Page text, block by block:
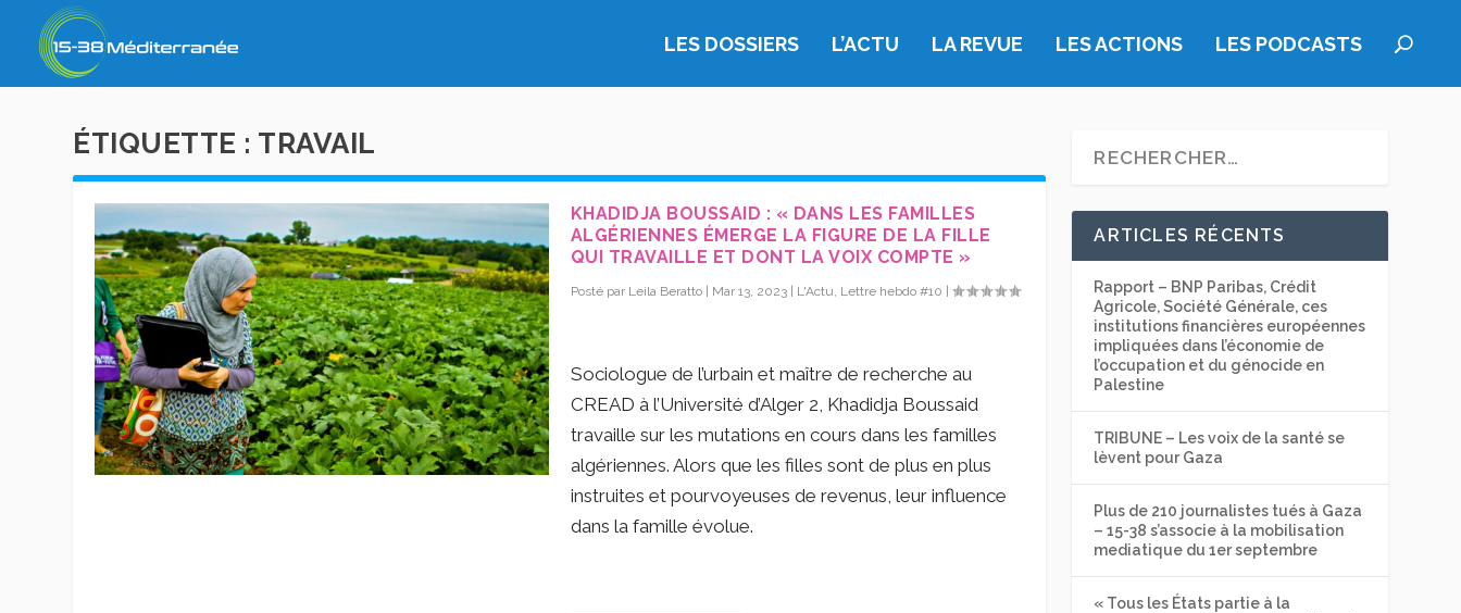
LES DOSSIERS L’ACTU LA REVUE LES ACTIONS LES PODCASTS
ÉTIQUETTE : TRAVAIL
KHADIDJA BOUSSAID : « DANS LES FAMILLES
ALGÉRIENNES ÉMERGE LA FIGURE DE LA FILLE
QUI TRAVAILLE ET DONT LA VOIX COMPTE »
Posté par Leila Beratto| Mar 13, 2023| L'Actu, Lettre hebdo #10
Sociologue de l’urbain et maître de recherche au
CREAD à l’Université d’Alger 2, Khadidja Boussaid
travaille sur les mutations en cours dans les familles
algériennes. Alors que les filles sont de plus en plus
instruites et pourvoyeuses de revenus, leur influence
dans la famille évolue.
ARTICLES RÉCENTS
Rapport – BNP Paribas, Crédit
Agricole, Société Générale, ces
institutions financières européennes
impliquées dans l’économie de
l’occupation et du génocide en
Palestine
TRIBUNE – Les voix de la santé se
lèvent pour Gaza
Plus de 210 journalistes tués à Gaza
– 15-38 s’associe à la mobilisation
mediatique du 1er septembre
« Tous les États partie à la